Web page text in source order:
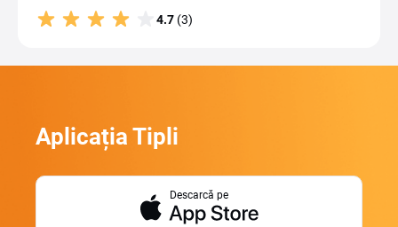
4.7 (3)
Aplicația Tipli
Descarcă pe